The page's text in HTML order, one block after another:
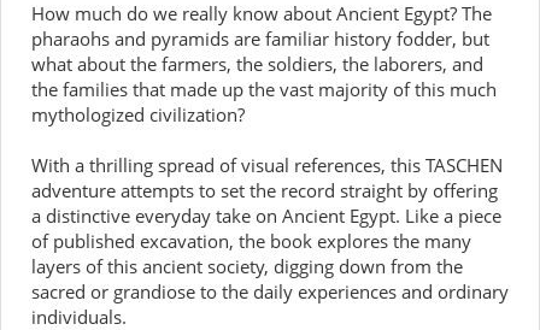
How much do we really know about Ancient Egypt? The
pharaohs and pyramids are familiar history fodder, but
what about the farmers, the soldiers, the laborers, and
the families that made up the vast majority of this much
mythologized civilization?
With a thrilling spread of visual references, this TASCHEN
adventure attempts to set the record straight by offering
a distinctive everyday take on Ancient Egypt. Like a piece
of published excavation, the book explores the many
layers of this ancient society, digging down from the
sacred or grandiose to the daily experiences and ordinary
individuals.